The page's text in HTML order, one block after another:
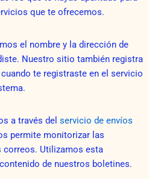
que te ofrecemos.
el nombre y la dirección de
Nuestro sitio también registra
te registraste en el servicio
a través del servicio de envíos
permite monitorizar las
correos. Utilizamos esta
de nuestros boletines.